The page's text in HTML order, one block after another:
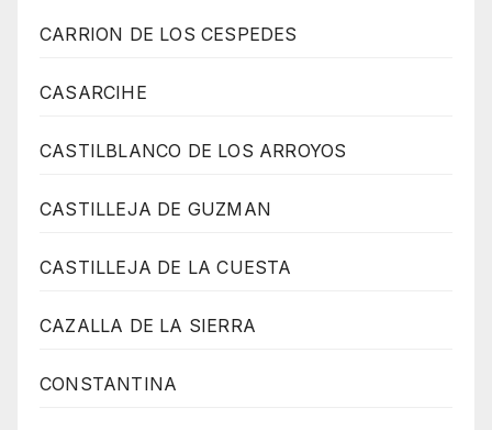
CARRION DE LOS CESPEDES
CASARCIHE
CASTILBLANCO DE LOS ARROYOS
CASTILLEJA DE GUZMAN
CASTILLEJA DE LA CUESTA
CAZALLA DE LA SIERRA
CONSTANTINA